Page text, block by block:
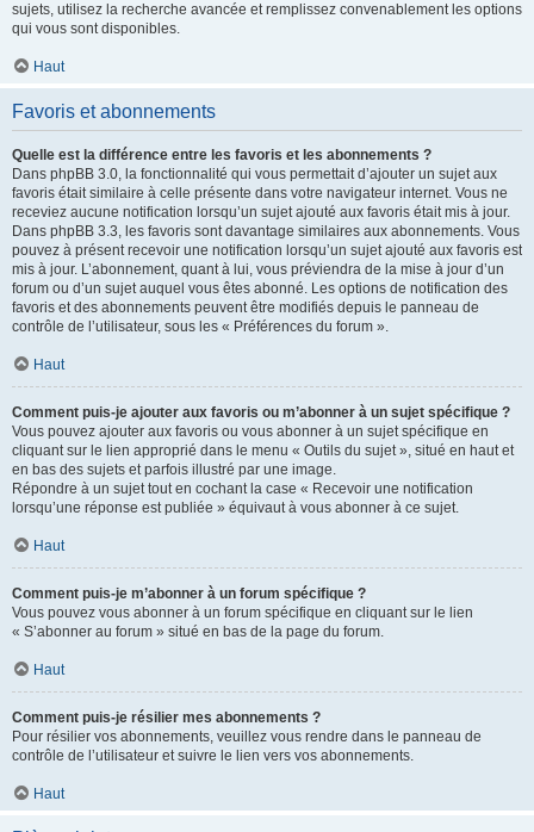
sujets, utilisez la recherche avancée et remplissez convenablement les options
qui vous sont disponibles.
Haut
Favoris et abonnements
Quelle est la différence entre les favoris et les abonnements ?
Dans phpBB 3.0, la fonctionnalité qui vous permettait d’ajouter un sujet aux
favoris était similaire à celle présente dans votre navigateur internet. Vous ne
receviez aucune notification lorsqu’un sujet ajouté aux favoris était mis à jour.
Dans phpBB 3.3, les favoris sont davantage similaires aux abonnements. Vous
pouvez à présent recevoir une notification lorsqu’un sujet ajouté aux favoris est
mis à jour. L’abonnement, quant à lui, vous préviendra de la mise à jour d’un
forum ou d’un sujet auquel vous êtes abonné. Les options de notification des
favoris et des abonnements peuvent être modifiés depuis le panneau de
contrôle de l’utilisateur, sous les « Préférences du forum ».
Haut
Comment puis-je ajouter aux favoris ou m’abonner à un sujet spécifique ?
Vous pouvez ajouter aux favoris ou vous abonner à un sujet spécifique en
cliquant sur le lien approprié dans le menu « Outils du sujet », situé en haut et
en bas des sujets et parfois illustré par une image.
Répondre à un sujet tout en cochant la case « Recevoir une notification
lorsqu’une réponse est publiée » équivaut à vous abonner à ce sujet.
Haut
Comment puis-je m’abonner à un forum spécifique ?
Vous pouvez vous abonner à un forum spécifique en cliquant sur le lien
« S’abonner au forum » situé en bas de la page du forum.
Haut
Comment puis-je résilier mes abonnements ?
Pour résilier vos abonnements, veuillez vous rendre dans le panneau de
contrôle de l’utilisateur et suivre le lien vers vos abonnements.
Haut